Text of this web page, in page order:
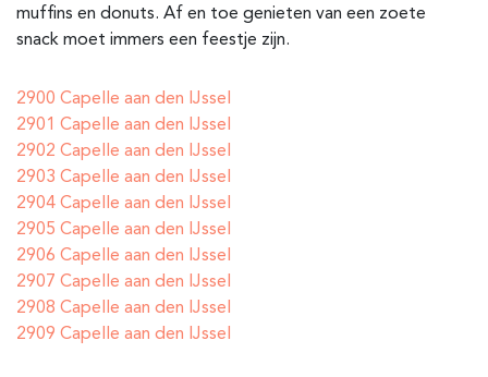
muffins en donuts. Af en toe genieten van een zoete
snack moet immers een feestje zijn.
2900 Capelle aan den IJssel
2901 Capelle aan den IJssel
2902 Capelle aan den IJssel
2903 Capelle aan den IJssel
2904 Capelle aan den IJssel
2905 Capelle aan den IJssel
2906 Capelle aan den IJssel
2907 Capelle aan den IJssel
2908 Capelle aan den IJssel
2909 Capelle aan den IJssel